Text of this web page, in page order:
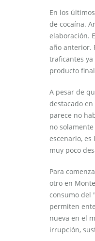
En los
de cocaína.
elaboración.
año anterior.
traficantes
producto
A pesar de
destacado
parece no
no
escenario,
muy poco
Para
otro en
consumo del
permiten
nueva en el
irrupción,